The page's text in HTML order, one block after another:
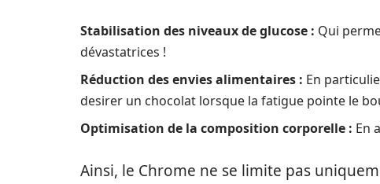
Stabilisation des niveaux de glucose : Qui
dévastatrices !
Réduction des envies alimentaires : En
desirer un chocolat lorsque la fatigue pointe le
Optimisation de la composition corporelle : En
Ainsi, le Chrome ne se limite pas